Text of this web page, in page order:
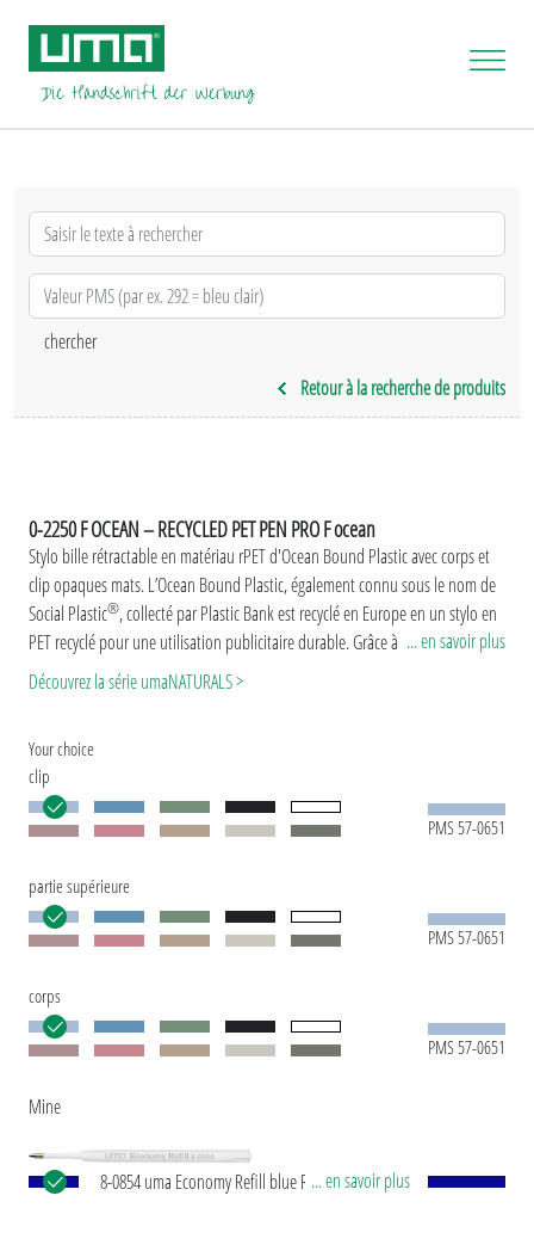
Retour à la recherche de produits
0-2250 F OCEAN – RECYCLED PET PEN PRO F ocean
Stylo bille rétractable en matériau rPET d'Ocean Bound Plastic avec corps et
clip opaques mats. L’Ocean Bound Plastic, également connu sous le nom de
Social Plastic®, collecté par Plastic Bank est recyclé en Europe en un stylo en
PET recyclé pour une utilisation publicitaire durable. Grâce à sa production
européenne et certifiée par ClimatePartner, l'uma RECYCLED PET PEN PRO F
existe des variations de couleur dues à la technique de production.
Version spéciale: Mix n’ Match : à partir de 2.000 pièces, le modèle peut être
combiné en couleur.
... en savoir plus
Découvrez la série umaNATURALS >
Your choice
clip
PMS 57-0651
partie supérieure
PMS 57-0651
corps
PMS 57-0651
Mine
8-0854 uma Economy Refill blue Recharge jumbo
... en savoir plus